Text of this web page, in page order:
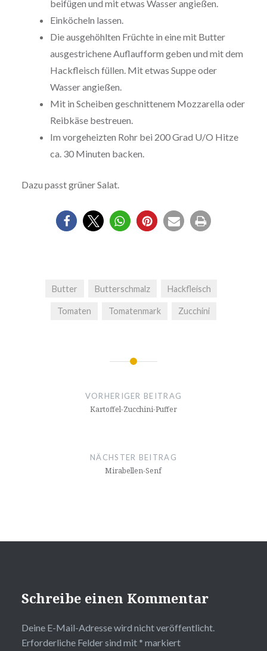
beifügen und mit etwas Wasser angießen.
Einköcheln lassen.
Die ausgehöhlten Früchte in eine mit Butter
ausgestrichene Auflaufform geben und mit dem
Hackfleisch füllen. Mit etwas Suppe oder
Wasser angießen.
Mit in Scheiben geschnittenem Mozzarella oder
Reibkäse bestreuen.
Im vorgeheizten Rohr bei 200 Grad U/O Hitze
ca. 30 Minuten backen.
Dazu passt grüner Salat.
Butter Butterschmalz Hackfleisch
Tomaten Tomatenmark Zucchini
NavigationVORHERIGER BEITRAG
Kartoffel-Zucchini-Puffer
NÄCHSTER BEITRAG
Mirabellen-Senf
Schreibe einen Kommentar
Deine E-Mail-Adresse wird nicht veröffentlicht.
Erforderliche Felder sind mit * markiert